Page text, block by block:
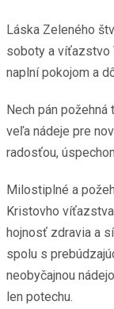
Láska Zeleného
soboty a víťazstvo
naplní pokojom a
Nech pán
veľa nádeje pre
radosťou,
Milostiplné a
Kristovho
hojnosť zdravia a
spolu s
neobyčajnou
len potechu.